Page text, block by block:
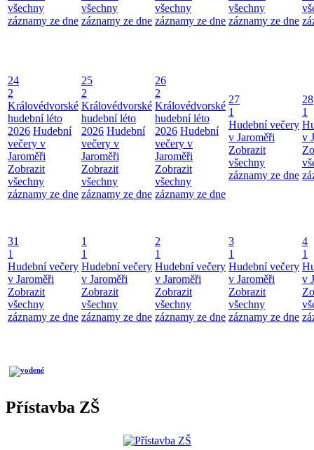
všechny
záznamy ze dne
všechny
záznamy ze dne
všechny
záznamy ze dne
všechny
záznamy ze dne
24
2
Královédvorské
hudební léto
2026 Hudební
večery v
Jaroměři
Zobrazit
všechny
záznamy ze dne
25
2
Královédvorské
hudební léto
2026 Hudební
večery v
Jaroměři
Zobrazit
všechny
záznamy ze dne
26
2
Královédvorské
hudební léto
2026 Hudební
večery v
Jaroměři
Zobrazit
všechny
záznamy ze dne
27
1
Hudební večery
v Jaroměři
Zobrazit
všechny
záznamy ze dne
28
1
v
31
1
Hudební večery
v Jaroměři
Zobrazit
všechny
záznamy ze dne
1
1
Hudební večery
v Jaroměři
Zobrazit
všechny
záznamy ze dne
2
1
Hudební večery
v Jaroměři
Zobrazit
všechny
záznamy ze dne
3
1
Hudební večery
v Jaroměři
Zobrazit
všechny
záznamy ze dne
4
1
v
Přístavba ZŠ